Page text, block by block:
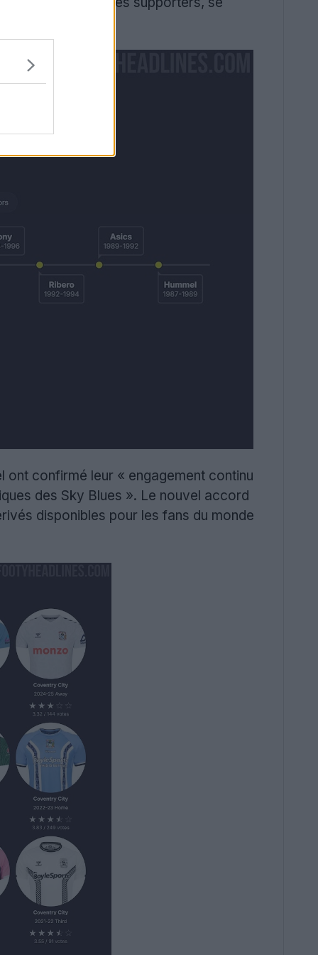
récente.
ont confirmé leur « engagement continu
des Sky Blues ». Le nouvel accord
disponibles pour les fans du monde